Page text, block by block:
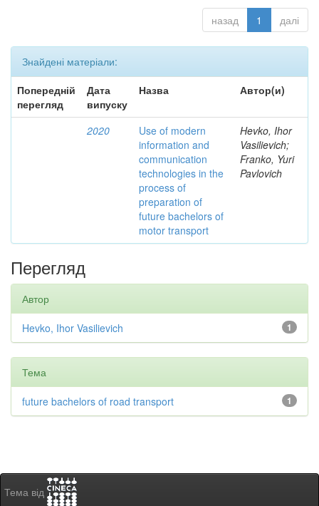
назад 1 далі
Знайдені матеріали:
Попередній
перегляд
Дата
випуску
Назва Автор(и)
2020
Use of modern
information and
communication
technologies in the
process of
preparation of
future bachelors of
motor transport
Hevko, Ihor
Vasilievich;
Franko, Yuri
Pavlovich
Перегляд
Автор
1
Hevko, Ihor Vasilievich
Тема
1
future bachelors of road transport
Тема від